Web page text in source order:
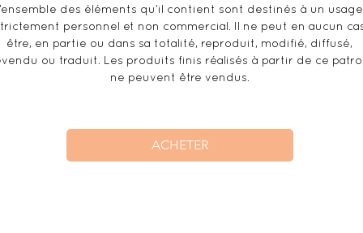
l’ensemble des éléments qu’il contient sont destinés à un usage
personnel et non commercial. Il ne peut en aucun
être, en partie ou dans sa totalité, reproduit, modifié, diffusé,
ou traduit. Les produits finis réalisés à partir de ce
ne peuvent être vendus.
ACHETER